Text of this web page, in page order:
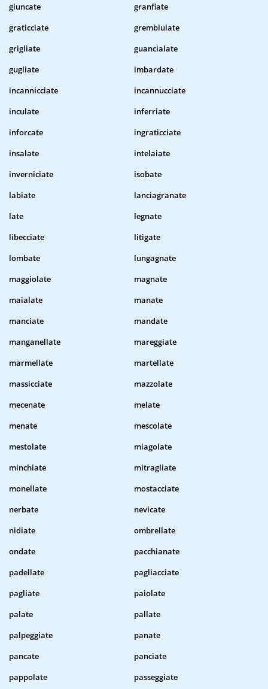
giuncate
granfiate
graticciate
grembiulate
grigliate
guancialate
gugliate
imbardate
incannicciate
incannucciate
inculate
inferriate
inforcate
ingraticciate
insalate
intelaiate
inverniciate
isobate
labiate
lanciagranate
late
legnate
libecciate
litigate
lombate
lungagnate
maggiolate
magnate
maialate
manate
manciate
mandate
manganellate
mareggiate
marmellate
martellate
massicciate
mazzolate
mecenate
melate
menate
mescolate
mestolate
miagolate
minchiate
mitragliate
monellate
mostacciate
nerbate
nevicate
nidiate
ombrellate
ondate
pacchianate
padellate
pagliacciate
pagliate
paiolate
palate
pallate
palpeggiate
panate
pancate
panciate
pappolate
passeggiate